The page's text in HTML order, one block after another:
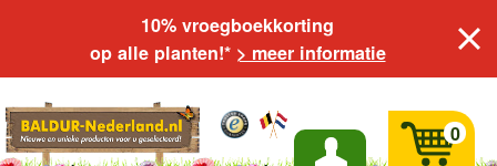
10% vroegboekkorting
op alle planten!* > meer informatie
0